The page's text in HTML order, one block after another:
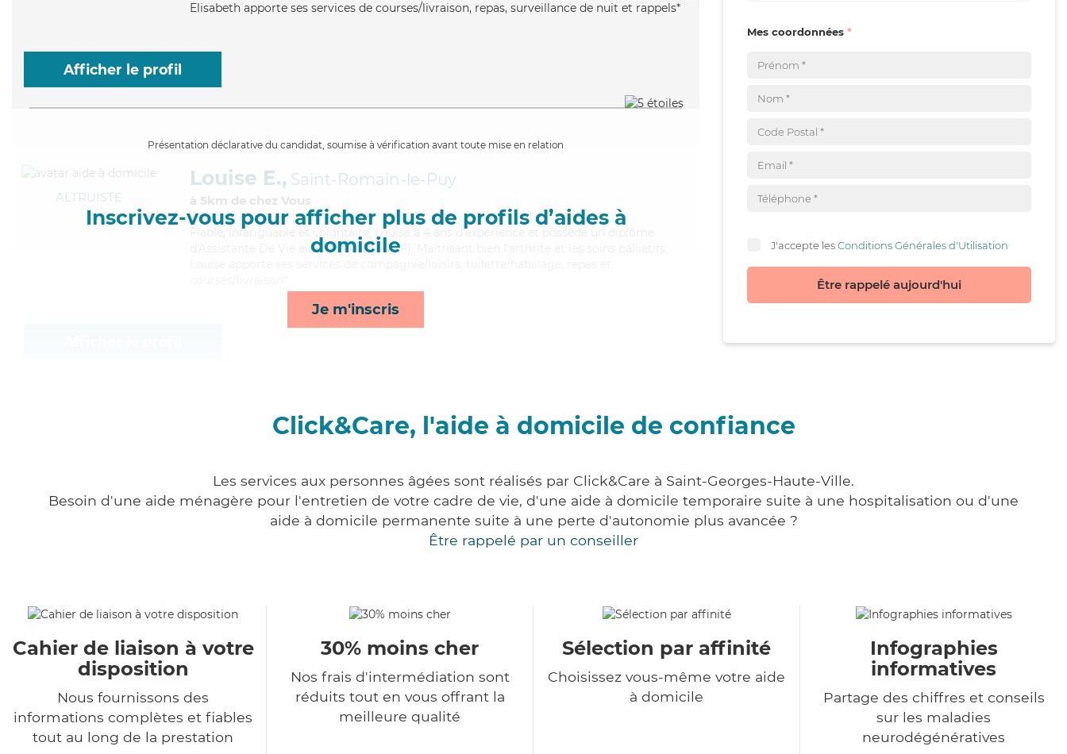
Elisabeth apporte ses services de courses/livraison, repas, surveillance de nuit et rappels*
Afficher le profil
Présentation déclarative du candidat, soumise à vérification avant toute mise en relation
Inscrivez-vous pour afficher plus de profils d’aides à
domicile
Je m'inscris
ALTRUISTE
Louise E., Saint-Romain-le-Puy
à 5km de chez Vous
, infatiguable et volontaire, Louise a 4 ans d'expérience et possède un diplôme
d'Assistante De Vie aux Familles (ADVF). Maitrisant bien l'arthrite et les soins palliatifs,
Mes coordonnées
J'accepte lesConditions Générales d'Utilisation
Être rappelé aujourd'hui
Click&Care, l'aide à domicile de confiance
Les services aux personnes âgées sont réalisés par Click&Care à Saint-Georges-Haute-Ville.
Besoin d'une aide ménagère pour l'entretien de votre cadre de vie, d'une aide à domicile temporaire suite à une hospitalisation ou d'une
aide à domicile permanente suite à une perte d'autonomie plus avancée ?
Être rappelé par un conseiller
Cahier de liaison à votre
disposition
Nous fournissons des
informations complètes et fiables
tout au long de la prestation
30% moins cher
Nos frais d'intermédiation sont
réduits tout en vous offrant la
meilleure qualité
Sélection par affinité
Choisissez vous-même votre aide
à domicile
Infographies
informatives
Partage des chiffres et conseils
sur les maladies
neurodégénératives